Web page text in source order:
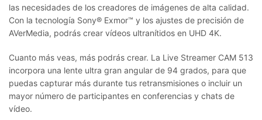
las necesidades de los creadores de imágenes de alta calidad.
Con la tecnología Sony® Exmor™ y los ajustes de precisión de
AVerMedia, podrás crear vídeos ultranítidos en UHD 4K.
Cuanto más veas, más podrás crear. La Live Streamer CAM 513
incorpora una lente ultra gran angular de 94 grados, para que
puedas capturar más durante tus retransmisiones o incluir un
mayor número de participantes en conferencias y chats de
vídeo.